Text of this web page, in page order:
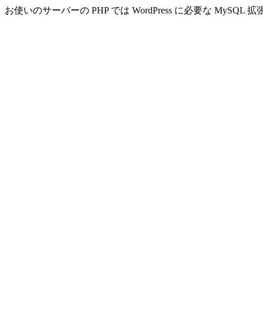
お使いのサーバーの PHP では WordPress に必要な MySQL